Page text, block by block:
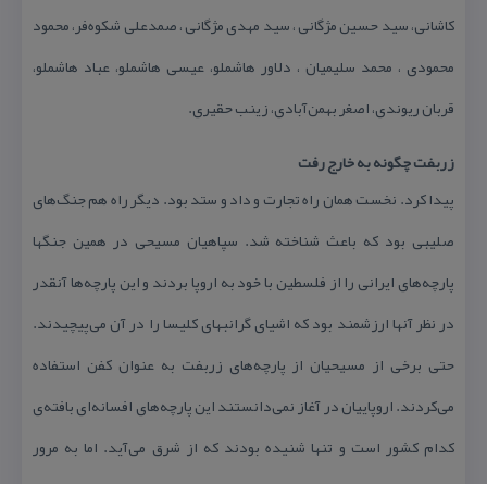
كاشانی، سید حسین مژگانی ، سید مهدی مژگانی ، صمدعلی شكوه‌فر، محمود
محمودی ، محمد سلیمیان ، دلاور هاشملو، عیسی هاشملو، عباد هاشملو،
قربان ریوندی، اصغر بهمن‌آبادی، زینب حقیری.
زربفت چگونه به خارج رفت
پیدا كرد. نخست همان راه تجارت و داد و ستد بود. دیگر راه هم جنگ‌های
صلیبی بود كه باعث شناخته شد. سپاهیان مسیحی در همین جنگها
پارچه‌های ایرانی را از فلسطین با خود به اروپا بردند و این پارچه‌ها آنقدر
در نظر آنها ارزشمند بود كه اشیای گرانبهای كلیسا را در آن می‌پیچیدند.
حتی برخی از مسیحیان از پارچه‌های زربفت به عنوان كفن استفاده
می‌كردند. اروپاییان در آغاز نمی‌دانستند این پارچه‌های افسانه‌ای بافته‌ی
كدام كشور است و تنها شنیده بودند كه از شرق می‌آید. اما به مرور